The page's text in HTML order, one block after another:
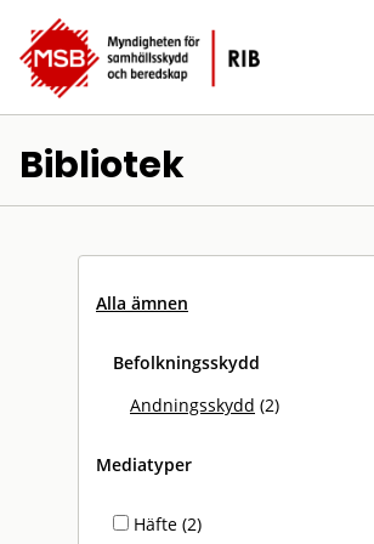
Bibliotek
Alla ämnen
Befolkningsskydd
Andningsskydd (2)
Mediatyper
Häfte (2)